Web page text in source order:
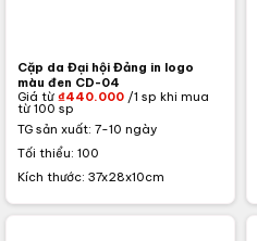
Cặp da Đại hội Đảng in logo
màu đen CD-04
Giá từ ₫440.000 /1 sp khi mua
từ 100 sp
TG sản xuất: 7-10 ngày
Tối thiểu: 100
Kích thước: 37x28x10cm